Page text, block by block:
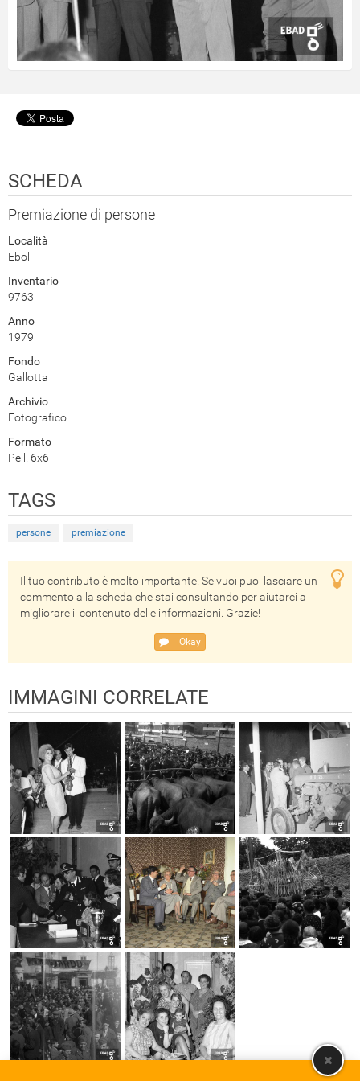
SCHEDA
Premiazione di persone
Località
Eboli
Inventario
9763
Anno
1979
Fondo
Gallotta
Archivio
Fotografico
Formato
Pell. 6x6
TAGS
persone premiazione
Il tuo contributo è molto importante! Se vuoi puoi lasciare un
commento alla scheda che stai consultando per aiutarci a
migliorare il contenuto delle informazioni. Grazie!
Okay
IMMAGINI CORRELATE